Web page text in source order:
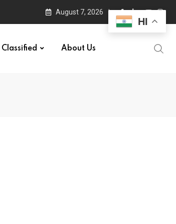
August 7, 2026
Classified About Us
HI